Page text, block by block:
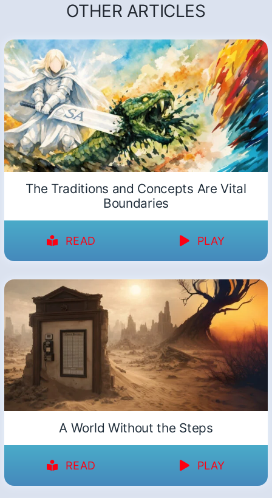
OTHER ARTICLES
The Traditions and Concepts Are Vital
Boundaries
READ PLAY
A World Without the Steps
READ PLAY